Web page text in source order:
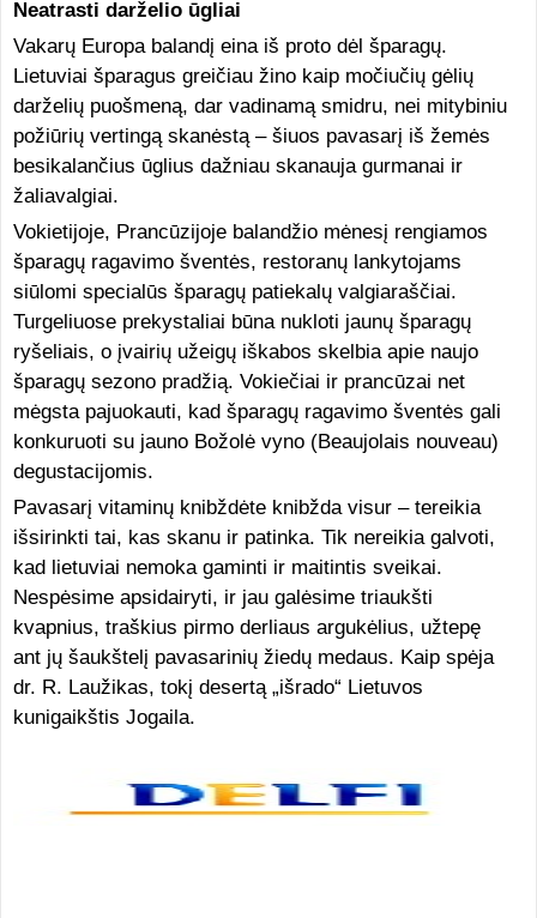
Neatrasti darželio ūgliai
Vakarų Europa balandį eina iš proto dėl šparagų.
Lietuviai šparagus greičiau žino kaip močiučių gėlių
darželių puošmeną, dar vadinamą smidru, nei mitybiniu
požiūrių vertingą skanėstą – šiuos pavasarį iš žemės
besikalančius ūglius dažniau skanauja gurmanai ir
žaliavalgiai.
Vokietijoje, Prancūzijoje balandžio mėnesį rengiamos
šparagų ragavimo šventės, restoranų lankytojams
siūlomi specialūs šparagų patiekalų valgiaraščiai.
Turgeliuose prekystaliai būna nukloti jaunų šparagų
ryšeliais, o įvairių užeigų iškabos skelbia apie naujo
šparagų sezono pradžią. Vokiečiai ir prancūzai net
mėgsta pajuokauti, kad šparagų ragavimo šventės gali
konkuruoti su jauno Božolė vyno (Beaujolais nouveau)
degustacijomis.
Pavasarį vitaminų knibždėte knibžda visur – tereikia
išsirinkti tai, kas skanu ir patinka. Tik nereikia galvoti,
kad lietuviai nemoka gaminti ir maitintis sveikai.
Nespėsime apsidairyti, ir jau galėsime triaukšti
kvapnius, traškius pirmo derliaus argukėlius, užtepę
ant jų šaukštelį pavasarinių žiedų medaus. Kaip spėja
dr. R. Laužikas, tokį desertą „išrado“ Lietuvos
kunigaikštis Jogaila.